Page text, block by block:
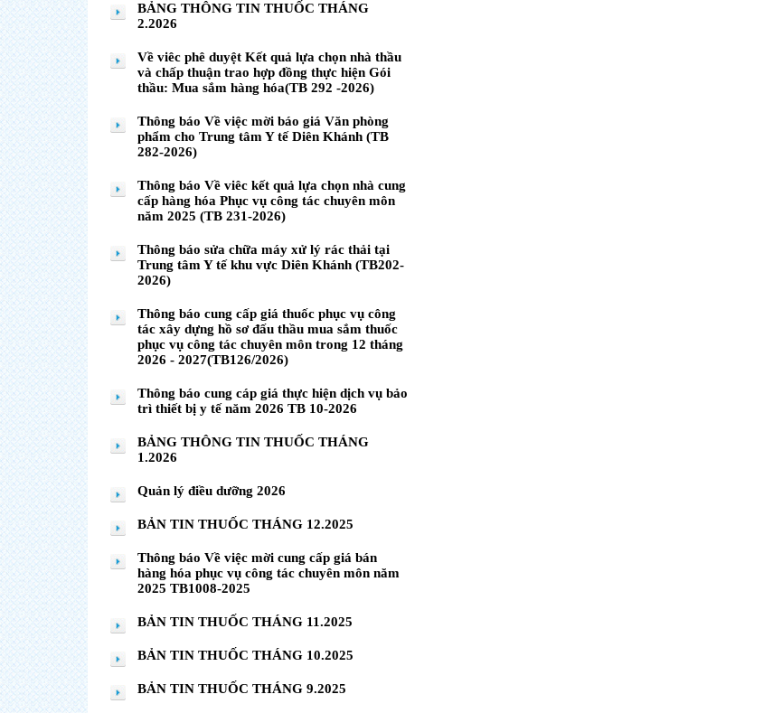
BẢNG THÔNG TIN THUỐC THÁNG
2.2026
Về viêc phê duyệt Kết quả lựa chọn nhà thầu
và chấp thuận trao hợp đồng thực hiện Gói
thầu: Mua sắm hàng hóa(TB 292 -2026)
Thông báo Về việc mời báo giá Văn phòng
phẩm cho Trung tâm Y tế Diên Khánh (TB
282-2026)
Thông báo Về viêc kết quả lựa chọn nhà cung
cấp hàng hóa Phục vụ công tác chuyên môn
năm 2025 (TB 231-2026)
Thông báo sửa chữa máy xử lý rác thải tại
Trung tâm Y tế khu vực Diên Khánh (TB202-
2026)
Thông báo cung cấp giá thuốc phục vụ công
tác xây dựng hồ sơ đấu thầu mua sắm thuốc
phục vụ công tác chuyên môn trong 12 tháng
2026 - 2027(TB126/2026)
Thông báo cung cáp giá thực hiện dịch vụ bảo
trì thiết bị y tế năm 2026 TB 10-2026
BẢNG THÔNG TIN THUỐC THÁNG
1.2026
Quản lý điều dưỡng 2026
BẢN TIN THUỐC THÁNG 12.2025
Thông báo Về việc mời cung cấp giá bán
hàng hóa phục vụ công tác chuyên môn năm
2025 TB1008-2025
BẢN TIN THUỐC THÁNG 11.2025
BẢN TIN THUỐC THÁNG 10.2025
BẢN TIN THUỐC THÁNG 9.2025